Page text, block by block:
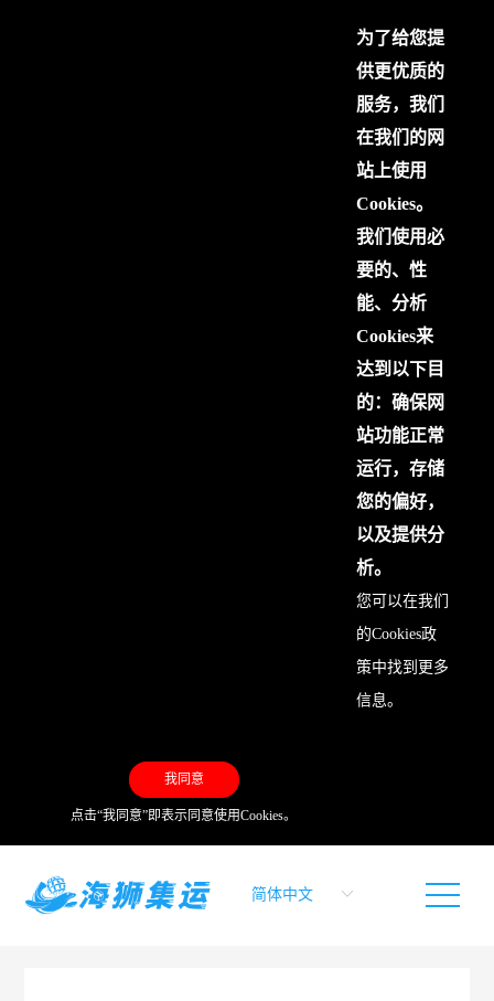
为了给您提
供更优质的
服务，我们
在我们的网
站上使用
Cookies。
我们使用必
要的、性
能、分析
Cookies来
达到以下目
的：确保网
站功能正常
运行，存储
您的偏好，
以及提供分
析。
您可以在我们
的Cookies政
策中找到更多
信息。
我同意
点击“我同意”即表示同意使用Cookies。